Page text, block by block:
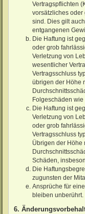
Vertragspflichten
vorsätzliches oder
sind. Dies gilt
entgangenen
Die Haftung ist
oder grob
Verletzung von
wesentlicher
Vertragsschluss
übrigen der Höhe
Folgeschäden
Die Haftung ist
Verletzung von
oder grob
Vertragsschluss
Übrigen der Höhe
Schäden,
Die
zugunsten der
Ansprüche für
bleiben unberührt.
6.